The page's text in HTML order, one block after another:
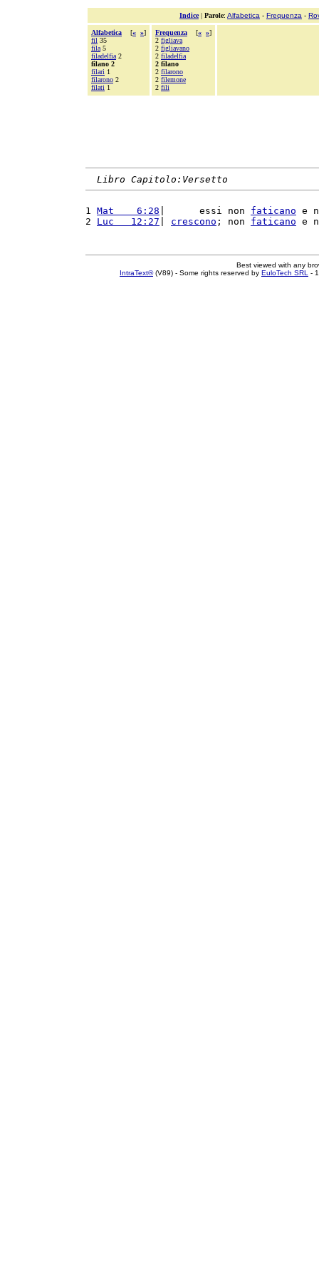
Indice| Parole: Alfabetica - Frequenza -
Alfabetica [« »]
fil 35
fila 5
filadelfia 2
filano 2
filari 1
filarono 2
filati 1
Frequenza [« »]
2 figliava
2 figliavano
2 filadelfia
2 filano
2 filarono
2 filemone
2 fili
Libro Capitolo:Versetto
1 Mat    6:28 |      essi non faticano e
2 Luc   12:27 crescono ; non faticano e
Best viewed with any
IntraText®(V89) - Some rights reserved by EuloTech SRL -